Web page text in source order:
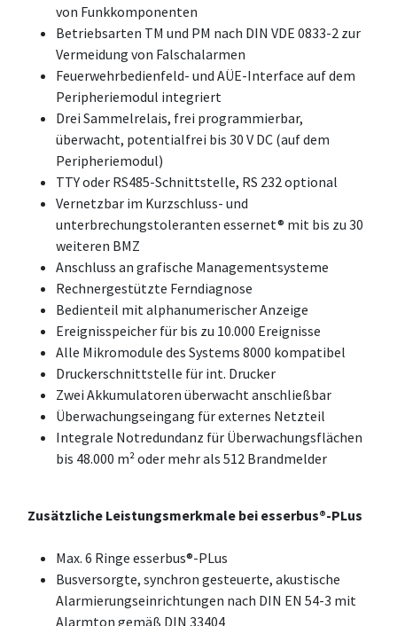
von Funkkomponenten
Betriebsarten TM und PM nach DIN VDE 0833-2 zur
Vermeidung von Falschalarmen
Feuerwehrbedienfeld- und AÜE-Interface auf dem
Peripheriemodul integriert
Drei Sammelrelais, frei programmierbar,
überwacht, potentialfrei bis 30 V DC (auf dem
Peripheriemodul)
TTY oder RS485-Schnittstelle, RS 232 optional
Vernetzbar im Kurzschluss- und
unterbrechungstoleranten essernet® mit bis zu 30
weiteren BMZ
Anschluss an grafische Managementsysteme
Rechnergestützte Ferndiagnose
Bedienteil mit alphanumerischer Anzeige
Ereignisspeicher für bis zu 10.000 Ereignisse
Alle Mikromodule des Systems 8000 kompatibel
Druckerschnittstelle für int. Drucker
Zwei Akkumulatoren überwacht anschließbar
Überwachungseingang für externes Netzteil
Integrale Notredundanz für Überwachungsflächen
bis 48.000 m² oder mehr als 512 Brandmelder
Zusätzliche Leistungsmerkmale bei esserbus®-PLus
Max. 6 Ringe esserbus®-PLus
Busversorgte, synchron gesteuerte, akustische
Alarmierungseinrichtungen nach DIN EN 54-3 mit
Alarmton gemäß DIN 33404